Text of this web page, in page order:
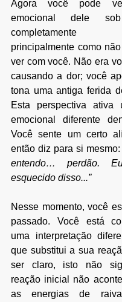
Agora você pode
emocional dele
completamente
principalmente como
ver com você. Não era
causando a dor; você
tona uma antiga ferida
Esta perspectiva ativa
emocional diferente
Você sente um certo
então diz para si mesmo:
entendo… perdão.
esquecido disso...”
Nesse momento, você
passado. Você está
uma interpretação
que substitui a sua
ser claro, isto não
reação inicial não
as energias de